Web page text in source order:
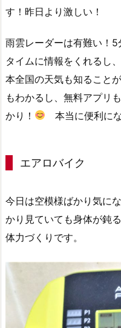
す！昨日より激しい！
雨雲レーダーは有難い！
タイムに情報をくれるし
本全国の天気も知ること
もわかるし、無料アプリ
かり！
本当に便利に
エアロバイク
今日は空模様ばかり気に
かり見ていても身体が鈍
体力づくりです。